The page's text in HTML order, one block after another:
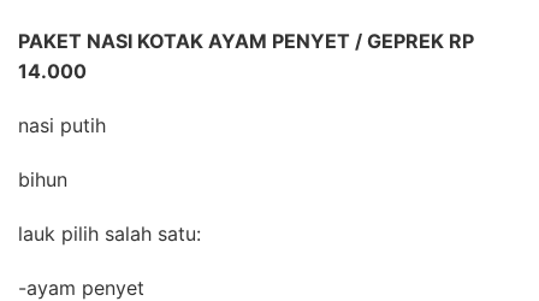
PAKET NASI KOTAK AYAM PENYET / GEPREK RP
14.000
nasi putih
bihun
lauk pilih salah satu:
-ayam penyet